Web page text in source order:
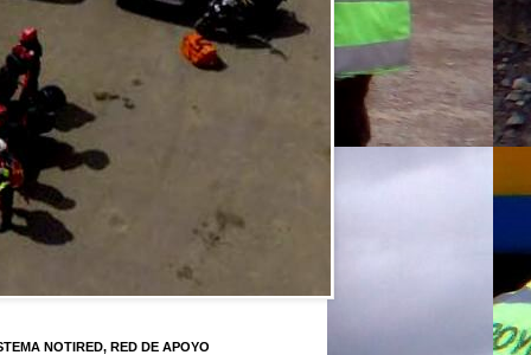
NOTIRED, RED DE APOYO